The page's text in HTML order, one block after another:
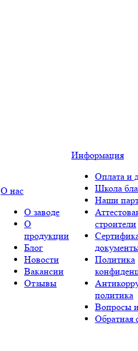
О нас
О заводе
О
продукции
Блог
Новости
Вакансии
Отзывы
Информация
Оплата и
Школа
Наши
строители
Политика
политика
Вопросы
Обратная